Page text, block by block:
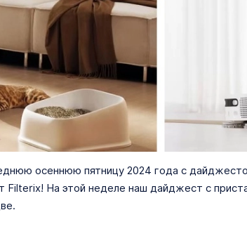
осеннюю пятницу 2024 года с
Filterix! На этой неделе наш дайджест с